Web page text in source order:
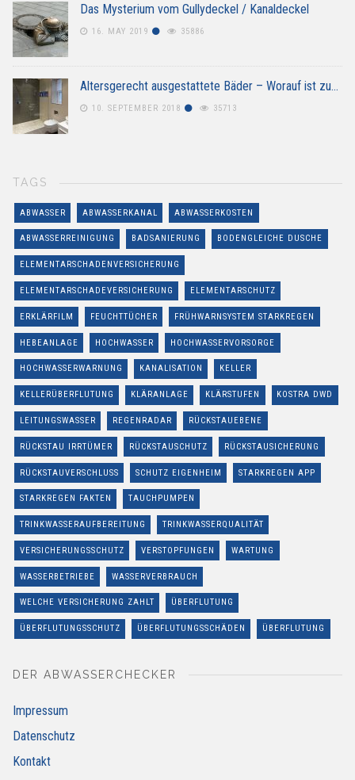
Das Mysterium vom Gullydeckel / Kanaldeckel
16. MAY 2019 35886
Altersgerecht ausgestattete Bäder – Worauf ist zu…
10. SEPTEMBER 2018 35713
TAGS
ABWASSER ABWASSERKANAL ABWASSERKOSTEN
ABWASSERREINIGUNG BADSANIERUNG BODENGLEICHE DUSCHE
ELEMENTARSCHADENVERSICHERUNG
ELEMENTARSCHADEVERSICHERUNG ELEMENTARSCHUTZ
ERKLÄRFILM FEUCHTTÜCHER FRÜHWARNSYSTEM STARKREGEN
HEBEANLAGE HOCHWASSER HOCHWASSERVORSORGE
HOCHWASSERWARNUNG KANALISATION KELLER
KELLERÜBERFLUTUNG KLÄRANLAGE KLÄRSTUFEN KOSTRA DWD
LEITUNGSWASSER REGENRADAR RÜCKSTAUEBENE
RÜCKSTAU IRRTÜMER RÜCKSTAUSCHUTZ RÜCKSTAUSICHERUNG
RÜCKSTAUVERSCHLUSS SCHUTZ EIGENHEIM STARKREGEN APP
STARKREGEN FAKTEN TAUCHPUMPEN
TRINKWASSERAUFBEREITUNG TRINKWASSERQUALITÄT
VERSICHERUNGSSCHUTZ VERSTOPFUNGEN WARTUNG
WASSERBETRIEBE WASSERVERBRAUCH
WELCHE VERSICHERUNG ZAHLT ÜBERFLUTUNG
ÜBERFLUTUNGSSCHUTZ ÜBERFLUTUNGSSCHÄDEN ÜBERFLUTUNG
DER ABWASSERCHECKER
Impressum
Datenschutz
Kontakt